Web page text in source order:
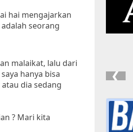
hai mengajarkan
seorang
malaikat, lalu dari
hanya bisa
dia sedang
? Mari kita